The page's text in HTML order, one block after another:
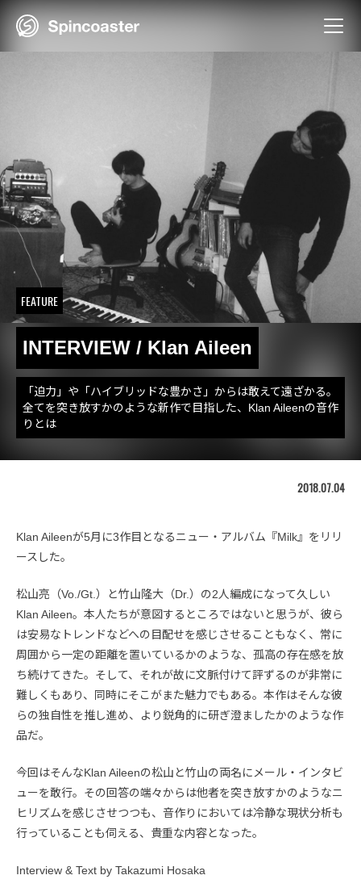
Skip
FEATURE
INTERVIEW / Klan Aileen
「迫力」や「ハイブリッドな豊かさ」からは敢えて遠ざかる。
全てを突き放すかのような新作で目指した、Klan Aileenの音作
りとは
2018.07.04
Klan Aileenが5月に3作目となるニュー・アルバム『Milk』をリリ
ースした。
松山亮（Vo./Gt.）と竹山隆大（Dr.）の2人編成になって久しい
Klan Aileen。本人たちが意図するところではないと思うが、彼ら
は安易なトレンドなどへの目配せを感じさせることもなく、常に
周囲から一定の距離を置いているかのような、孤高の存在感を放
ち続けてきた。そして、それが故に文脈付けて評ずるのが非常に
難しくもあり、同時にそこがまた魅力でもある。本作はそんな彼
らの独自性を推し進め、より鋭角的に研ぎ澄ましたかのような作
品だ。
今回はそんなKlan Aileenの松山と竹山の両名にメール・インタビ
ューを敢行。その回答の端々からは他者を突き放すかのようなニ
ヒリズムを感じさせつつも、音作りにおいては冷静な現状分析も
行っていることも伺える、貴重な内容となった。
Interview & Text by Takazumi Hosaka